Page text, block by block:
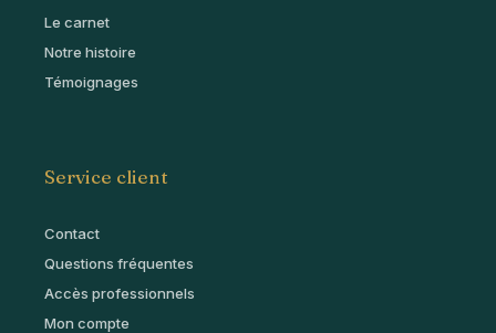
Le carnet
Notre histoire
Témoignages
Service client
Contact
Questions fréquentes
Accès professionnels
Mon compte